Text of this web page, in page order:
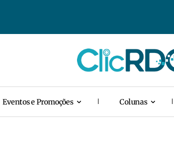
Eventos e Promoções Colunas